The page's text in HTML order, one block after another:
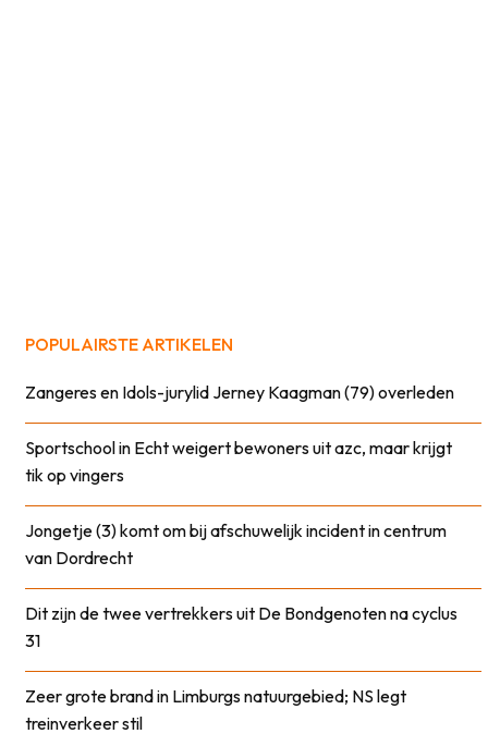
POPULAIRSTE ARTIKELEN
Zangeres en Idols-jurylid Jerney Kaagman (79) overleden
Sportschool in Echt weigert bewoners uit azc, maar krijgt
tik op vingers
Jongetje (3) komt om bij afschuwelijk incident in centrum
van Dordrecht
Dit zijn de twee vertrekkers uit De Bondgenoten na cyclus
31
Zeer grote brand in Limburgs natuurgebied; NS legt
treinverkeer stil